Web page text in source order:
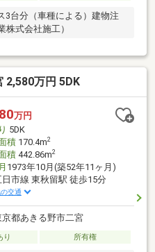
3台分（車種による）建物注
式会社施工）
2,580万円 5DK
万円
5DK
積170.4m2
積442.86m2
1973年10月(築52年11ヶ月)
日市線 東秋留駅 徒歩15分
交通
京都あきる野市二宮
り 所有権